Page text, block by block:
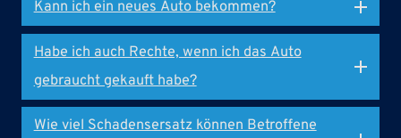
Kann ich ein neues Auto bekommen?
Habe ich auch Rechte, wenn ich das Auto
gebraucht gekauft habe?
Wie viel Schadensersatz können Betroffene